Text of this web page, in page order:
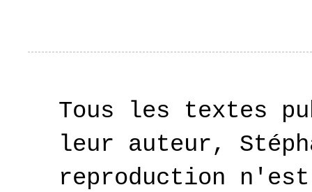
Tous les textes
leur auteur,
reproduction